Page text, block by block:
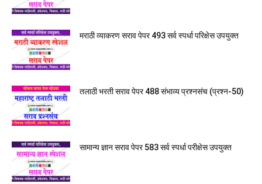
मराठी व्याकरण सराव पेपर 493 सर्व स्पर्धा परिक्षेस उपयुक्त
तलाठी भरती सराव पेपर 488 संभाव्य प्रश्नसंच (प्रश्न-50)
सामान्य ज्ञान सराव पेपर 583 सर्व स्पर्धा परीक्षेस उपयुक्त